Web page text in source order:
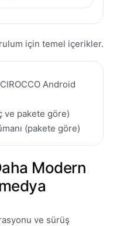
için temel içerikler.
Android
ve pakete göre)
(pakete göre)
Modern
ve sürüş